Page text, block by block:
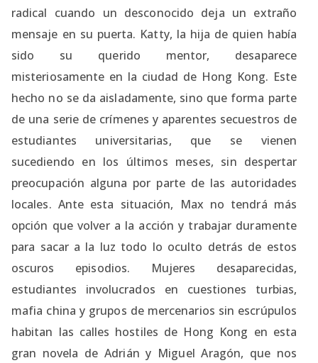
radical cuando un desconocido deja un extraño
mensaje en su puerta. Katty, la hija de quien había
sido su querido mentor, desaparece
misteriosamente en la ciudad de Hong Kong. Este
hecho no se da aisladamente, sino que forma parte
de una serie de crímenes y aparentes secuestros de
estudiantes universitarias, que se vienen
sucediendo en los últimos meses, sin despertar
preocupación alguna por parte de las autoridades
locales. Ante esta situación, Max no tendrá más
opción que volver a la acción y trabajar duramente
para sacar a la luz todo lo oculto detrás de estos
oscuros episodios. Mujeres desaparecidas,
estudiantes involucrados en cuestiones turbias,
mafia china y grupos de mercenarios sin escrúpulos
habitan las calles hostiles de Hong Kong en esta
gran novela de Adrián y Miguel Aragón, que nos